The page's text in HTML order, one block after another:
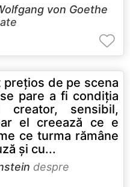
von Goethe
de pe scena
pare a fi condiţia
sensibil,
el creează ce e
ce turma rămâne
şi cu...
despre